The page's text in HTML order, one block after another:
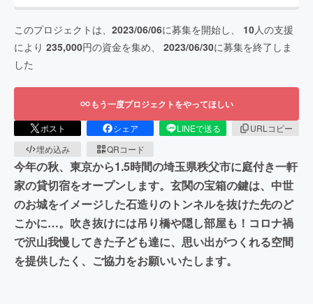
このプロジェクトは、 2023/06/06に募集を開始し、 10人の支援
により 235,000円の資金を集め、 2023/06/30に募集を終了しま
した
もう一度プロジェクトをやってほしい
ポスト シェア LINEで送る
URLコピー
埋め込み
QRコード
今年の秋、東京から1.5時間の埼玉県秩父市に庭付き一軒
家の貸切宿をオープンします。玄関の宝箱の鍵は、中世
のお城をイメージした石造りのトンネルを抜けた先のど
こかに…。吹き抜けには吊り橋や隠し部屋も！コロナ禍
で沢山我慢してきた子ども達に、思い出がつくれる空間
を提供したく、ご協力をお願いいたします。